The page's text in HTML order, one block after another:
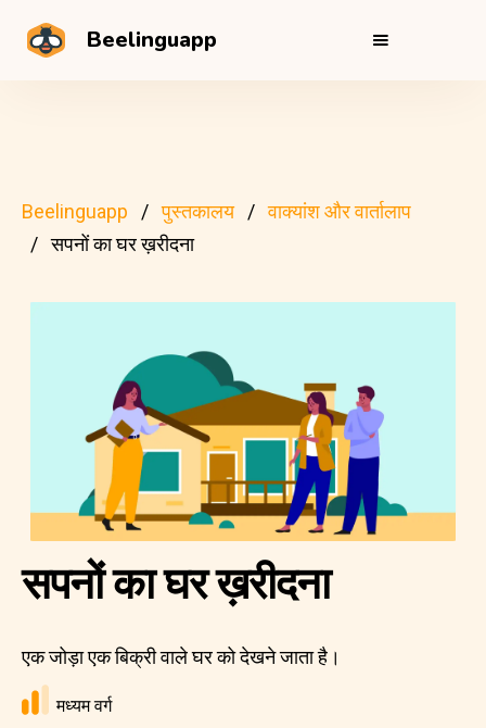
Beelinguapp
Beelinguapp पुस्तकालय
वाक्यांश और वार्तालाप
सपनों का घर ख़रीदना
सपनों का घर ख़रीदना
एक जोड़ा एक बिक्री वाले घर को देखने जाता है।
मध्यम वर्ग